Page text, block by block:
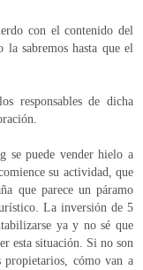
con el contenido del
la sabremos hasta que el
responsables de dicha
se puede vender hielo a
su actividad, que
que parece un páramo
La inversión de 5
ya y no sé que
esta situación. Si no son
propietarios, cómo van a